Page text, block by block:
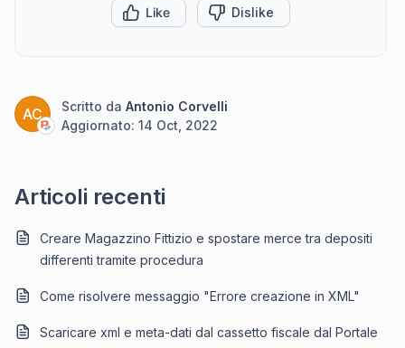
Like Dislike
AC Scritto da Antonio Corvelli
Aggiornato: 14 Oct, 2022
Articoli recenti
Creare Magazzino Fittizio e spostare merce tra depositi
differenti tramite procedura
Come risolvere messaggio "Errore creazione in XML"
Scaricare xml e meta-dati dal cassetto fiscale dal Portale